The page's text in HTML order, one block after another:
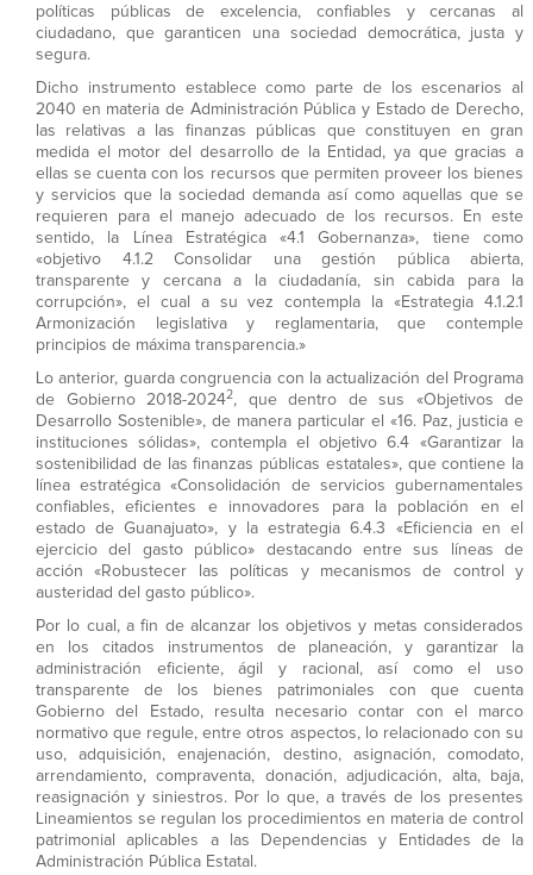
políticas públicas de excelencia, confiables y cercanas al
ciudadano, que garanticen una sociedad democrática, justa y
segura.
Dicho instrumento establece como parte de los escenarios al
2040 en materia de Administración Pública y Estado de Derecho,
las relativas a las finanzas públicas que constituyen en gran
medida el motor del desarrollo de la Entidad, ya que gracias a
ellas se cuenta con los recursos que permiten proveer los bienes
y servicios que la sociedad demanda así como aquellas que se
requieren para el manejo adecuado de los recursos. En este
sentido, la Línea Estratégica «4.1 Gobernanza», tiene como
«objetivo 4.1.2 Consolidar una gestión pública abierta,
transparente y cercana a la ciudadanía, sin cabida para la
corrupción», el cual a su vez contempla la «Estrategia 4.1.2.1
Armonización legislativa y reglamentaria, que contemple
principios de máxima transparencia.»
Lo anterior, guarda congruencia con la actualización del Programa
de Gobierno 2018-20242, que dentro de sus «Objetivos de
Desarrollo Sostenible», de manera particular el «16. Paz, justicia e
instituciones sólidas», contempla el objetivo 6.4 «Garantizar la
sostenibilidad de las finanzas públicas estatales», que contiene la
línea estratégica «Consolidación de servicios gubernamentales
confiables, eficientes e innovadores para la población en el
estado de Guanajuato», y la estrategia 6.4.3 «Eficiencia en el
ejercicio del gasto público» destacando entre sus líneas de
acción «Robustecer las políticas y mecanismos de control y
austeridad del gasto público».
Por lo cual, a fin de alcanzar los objetivos y metas considerados
en los citados instrumentos de planeación, y garantizar la
administración eficiente, ágil y racional, así como el uso
transparente de los bienes patrimoniales con que cuenta
Gobierno del Estado, resulta necesario contar con el marco
normativo que regule, entre otros aspectos, lo relacionado con su
uso, adquisición, enajenación, destino, asignación, comodato,
arrendamiento, compraventa, donación, adjudicación, alta, baja,
reasignación y siniestros. Por lo que, a través de los presentes
Lineamientos se regulan los procedimientos en materia de control
patrimonial aplicables a las Dependencias y Entidades de la
Administración Pública Estatal.